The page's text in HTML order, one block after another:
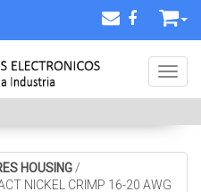
HOUSING /
NICKEL CRIMP 16-20 AWG